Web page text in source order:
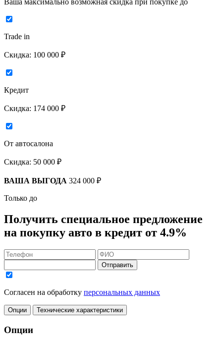
Ваша максимально возможная скидка при покупке до
Trade in
Скидка: 100 000 ₽
Кредит
Скидка: 174 000 ₽
От автосалона
Скидка: 50 000 ₽
ВАША ВЫГОДА 324 000 ₽
Только до
Получить специальное предложение
на покупку авто в кредит от 4.9%
Отправить
Согласен на обработку персональных данных
Опции Технические характеристики
Опции